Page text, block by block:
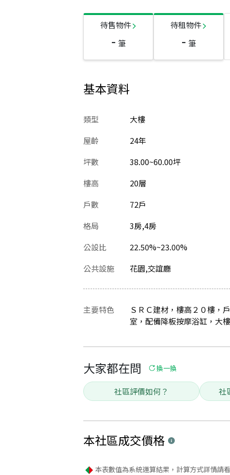
待售物件
- 筆
待租物件
- 筆
基本資料
類型
大樓
屋齡
24年
坪數
38.00~60.00坪
樓高
20層
戶數
72戶
格局
3房,4房
公設比
22.50%~23.00%
公共設施 花園,交誼廳
主要特色
ＳＲＣ建材，樓高２０樓，
室，配備降板按摩浴缸，大
大家都在問 換一換
社區評價如何？ 社
本社區成交價格
本表數值為系統運算結果，計算方式詳情請看